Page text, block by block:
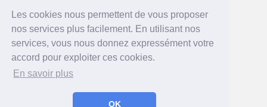
Les cookies nous permettent de vous proposer
nos services plus facilement. En utilisant nos
services, vous nous donnez expressément votre
accord pour exploiter ces cookies.
En savoir plus
OK
Adresse
SOCIÉTÉ NOUVELLE A&G LENNE
41, rue Voltaire
80570 Dargnies - France